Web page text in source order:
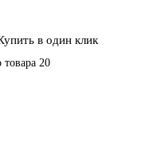
в один клик
товара 20